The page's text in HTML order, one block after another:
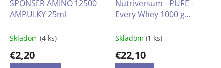
BCAA, ako aj esenciálne
aminokyseliny EAA. Je to
dostupný v práškovej forme
v rôznych príchutiach, ktorý
bol vytvorený pre športovcov
a ľudí, ktorí chcú doplniť
SPONSER AMINO 12500
AMPULKY 25ml
Skladom (4 ks)
€2,20
Nutriversum - PURE -
Every Whey 1000 g
Skladom (1 ks)
€22,10